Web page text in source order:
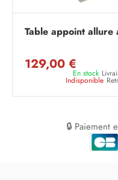
Table appoint allure
129,00 €
En stock
Indisponible
🔒 Paiement